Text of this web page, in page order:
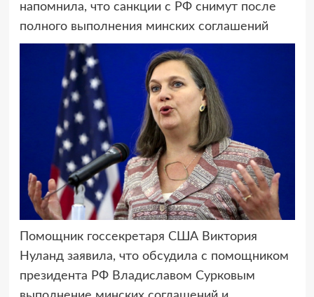
напомнила, что санкции с РФ снимут после
полного выполнения минских соглашений
Помощник госсекретаря США Виктория
Нуланд заявила, что обсудила с помощником
президента РФ Владиславом Сурковым